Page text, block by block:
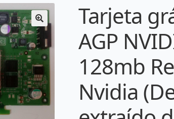
Tarjeta
AGP
128mb
Nvidia